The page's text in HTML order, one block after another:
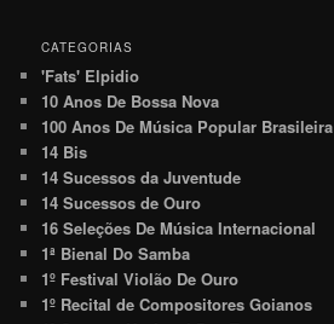
CATEGORIAS
'Fats' Elpidio
10 Anos De Bossa Nova
100 Anos De Música Popular Brasileira
14 Bis
14 Sucessos da Juventude
14 Sucessos de Ouro
16 Seleções De Música Internacional
1ª Bienal Do Samba
1º Festival Violão De Ouro
1º Recital de Compositores Goianos